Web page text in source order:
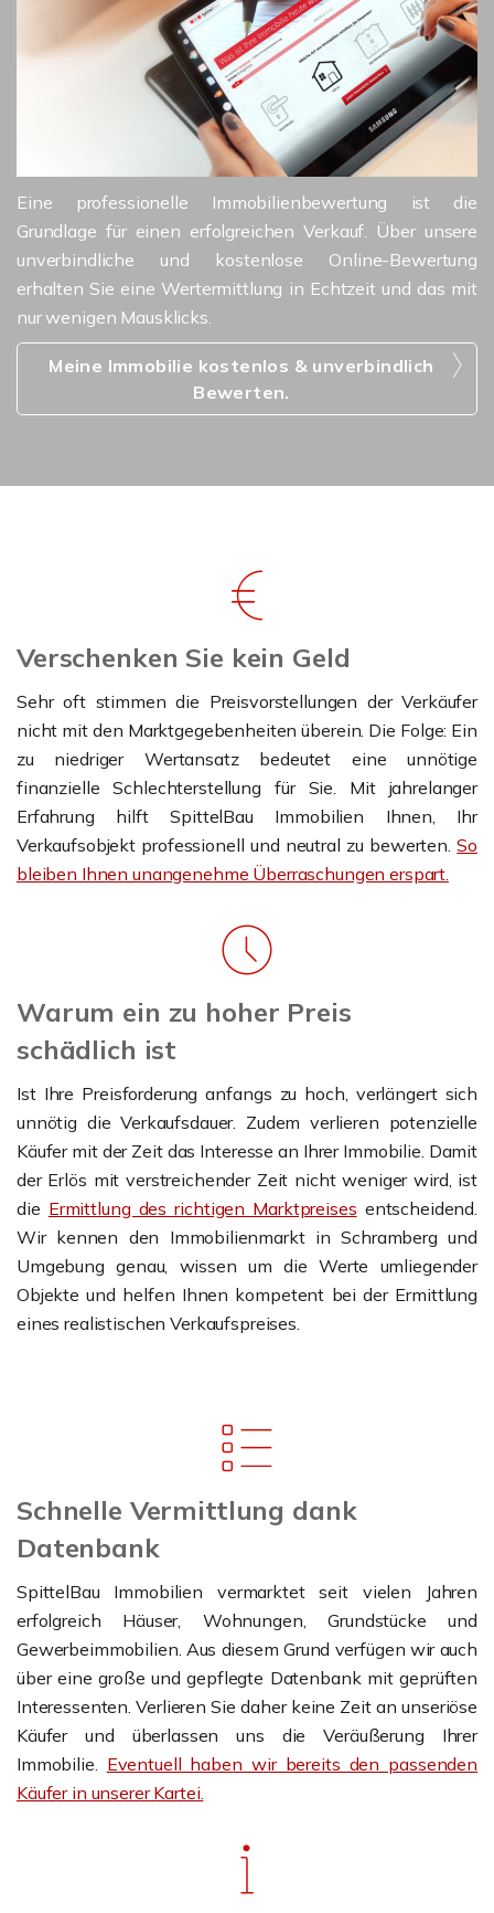
Eine professionelle Immobilienbewertung ist die
Grundlage für einen erfolgreichen Verkauf. Über unsere
unverbindliche und kostenlose Online-Bewertung
erhalten Sie eine Wertermittlung in Echtzeit und das mit
nur wenigen Mausklicks.
Meine Immobilie kostenlos & unverbindlich
Bewerten.
Verschenken Sie kein Geld
Sehr oft stimmen die Preisvorstellungen der Verkäufer
nicht mit den Marktgegebenheiten überein. Die Folge: Ein
zu niedriger Wertansatz bedeutet eine unnötige
finanzielle Schlechterstellung für Sie. Mit jahrelanger
Erfahrung hilft SpittelBau Immobilien Ihnen, Ihr
Verkaufsobjekt professionell und neutral zu bewerten.So
bleiben Ihnen unangenehme Überraschungen erspart.
Warum ein zu hoher Preis
schädlich ist
Ist Ihre Preisforderung anfangs zu hoch, verlängert sich
unnötig die Verkaufsdauer. Zudem verlieren potenzielle
Käufer mit der Zeit das Interesse an Ihrer Immobilie. Damit
der Erlös mit verstreichender Zeit nicht weniger wird, ist
die Ermittlung des richtigen Marktpreises entscheidend.
Wir kennen den Immobilienmarkt in Schramberg und
Umgebung genau, wissen um die Werte umliegender
Objekte und helfen Ihnen kompetent bei der Ermittlung
eines realistischen Verkaufspreises.
Schnelle Vermittlung dank
Datenbank
SpittelBau Immobilien vermarktet seit vielen Jahren
erfolgreich Häuser, Wohnungen, Grundstücke und
Gewerbeimmobilien. Aus diesem Grund verfügen wir auch
über eine große und gepflegte Datenbank mit geprüften
Interessenten. Verlieren Sie daher keine Zeit an unseriöse
Käufer und überlassen uns die Veräußerung Ihrer
Immobilie. Eventuell haben wir bereits den passenden
Käufer in unserer Kartei.